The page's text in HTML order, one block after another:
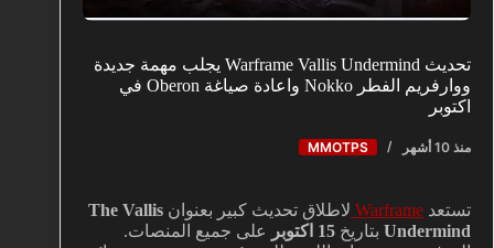
تحديث Warframe Vallis Undermind يجلب مهمة جديدة
ووارفريم الفطر Nokko واعادة صياغة Oberon في
اكتوبر
منذ 10 أشهر MMOTPS
تستعد Warframe لاطلاق تحديث كبير بعنوان The Vallis
Undermind بتاريخ 15 اكتوبر
على جميع المنصات.